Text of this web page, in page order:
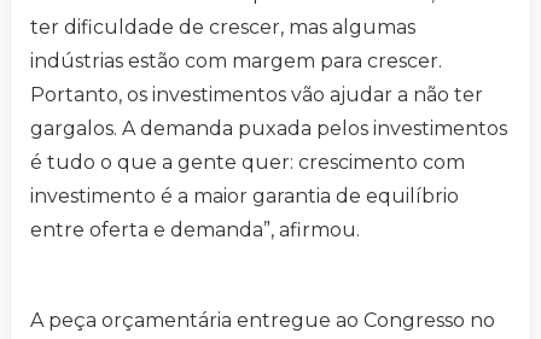
ter dificuldade de crescer, mas algumas
indústrias estão com margem para crescer.
Portanto, os investimentos vão ajudar a não ter
gargalos. A demanda puxada pelos investimentos
é tudo o que a gente quer: crescimento com
investimento é a maior garantia de equilíbrio
entre oferta e demanda”, afirmou.
A peça orçamentária entregue ao Congresso no